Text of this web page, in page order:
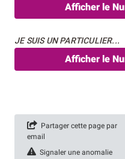
Afficher le
JE SUIS UN PARTICULIER...
Afficher le
Partager cette page par
email
Signaler une anomalie